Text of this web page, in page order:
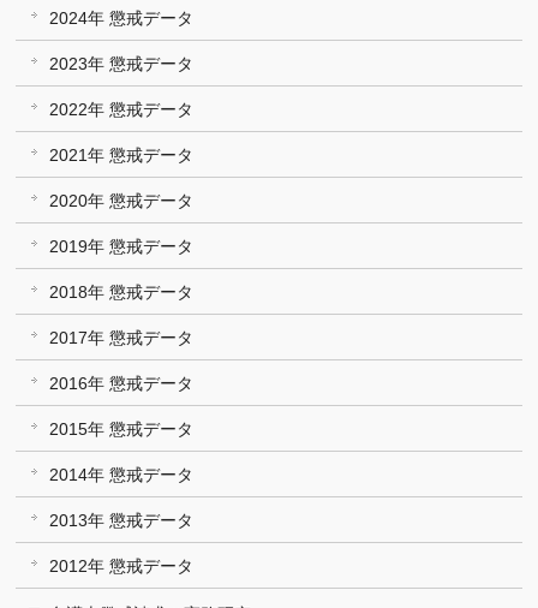
2024年 懲戒データ
2023年 懲戒データ
2022年 懲戒データ
2021年 懲戒データ
2020年 懲戒データ
2019年 懲戒データ
2018年 懲戒データ
2017年 懲戒データ
2016年 懲戒データ
2015年 懲戒データ
2014年 懲戒データ
2013年 懲戒データ
2012年 懲戒データ